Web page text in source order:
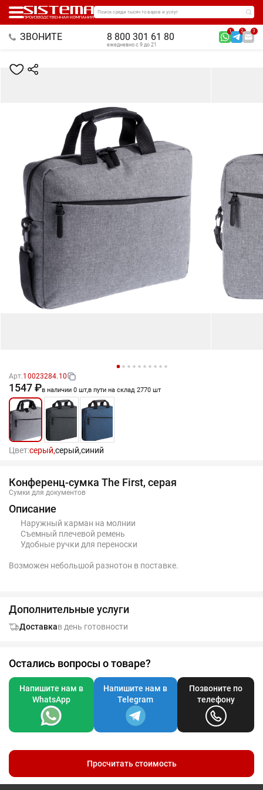
Поиск среди тысяч товаров и услуг
ЗВОНИТЕ 8 800 301 61 80
1 2 3
ежедневно с 9 до 21
Арт.10023284.10
1547 ₽в наличии 0 шт,в пути на склад 2770 шт
Цвет:серый,серый,синий
Конференц-сумка The First, серая
Сумки для документов
Описание
Наружный карман на молнии
Съемный плечевой ремень
Удобные ручки для переноски
Возможен небольшой разнотон в поставке.
Дополнительные услуги
Доставкав день готовности
Остались вопросы о товаре?
Напишите нам в
WhatsApp
Напишите нам в
Telegram
Позвоните по
телефону
Просчитать стоимость